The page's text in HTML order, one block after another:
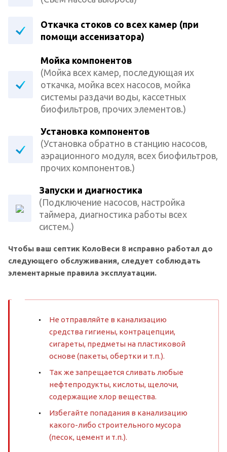
Откачка стоков со всех камер (при
помощи ассенизатора)
Мойка компонентов
(Мойка всех камер, последующая их
откачка, мойка всех насосов, мойка
системы раздачи воды, кассетных
биофильтров, прочих элементов.)
Установка компонентов
(Установка обратно в станцию насосов,
аэрационного модуля, всех биофильтров,
прочих компонентов.)
Запуски и диагностика
(Подключение насосов, настройка
таймера, диагностика работы всех
систем.)
Чтобы ваш септик КолоВеси 8 исправно работал до
следующего обслуживания, следует соблюдать
элементарные правила эксплуатации.
Не отправляйте в канализацию
средства гигиены, контрацепции,
сигареты, предметы на пластиковой
основе (пакеты, обертки и т.п.).
Так же запрещается сливать любые
нефтепродукты, кислоты, щелочи,
содержащие хлор вещества.
Избегайте попадания в канализацию
какого-либо строительного мусора
(песок, цемент и т.п.).